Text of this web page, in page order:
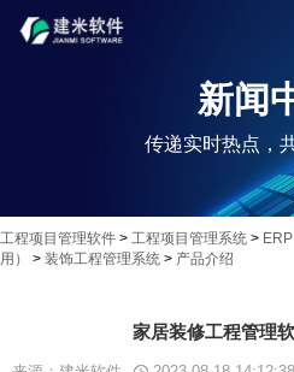
新闻
传递实时热点，
工程项目管理软件 > 工程项目管理系统 >
用）
> 装饰工程管理系统 > 产品介绍
家居装修工程管理